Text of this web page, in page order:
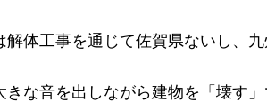
体工事を通じて佐賀県ないし、
な音を出しながら建物を「壊す